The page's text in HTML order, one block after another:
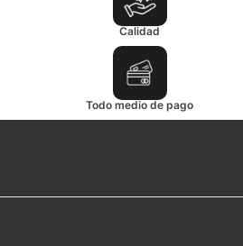
Calidad
Todo medio de pago